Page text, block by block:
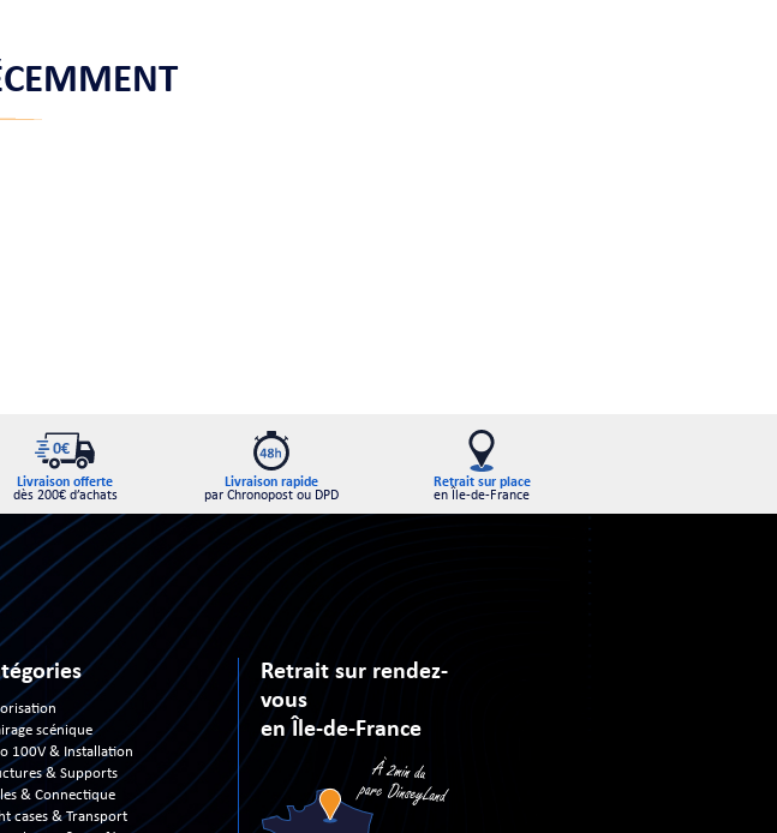
Livraison offerte
dès 200€ d’achats
Livraison rapide
par Chronopost ou DPD
Retrait sur place
en Île-de-France
scénique
100V & Installation
& Supports
& Connectique
cases & Transport
Retrait sur rendez-
vous
en Île-de-France